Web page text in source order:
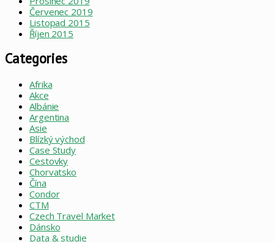
Červenec 2019
Listopad 2015
Říjen 2015
Categories
Afrika
Akce
Albánie
Argentina
Asie
Blízký východ
Case Study
Cestovky
Chorvatsko
Čína
Condor
CTM
Czech Travel Market
Dánsko
Data & studie